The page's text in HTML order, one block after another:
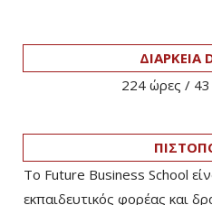
ΔΙΑΡΚΕΙΑ
224 ώρες /
Το Future Business School
εκπαιδευτικός φορέας και